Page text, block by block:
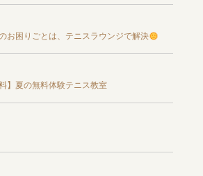
お困りごとは、テニスラウンジで解決
】夏の無料体験テニス教室